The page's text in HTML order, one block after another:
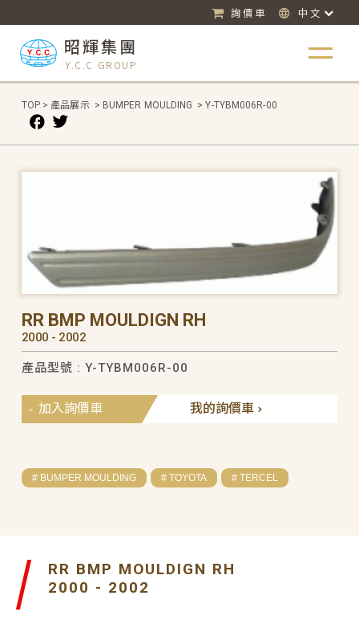
詢價車 中文
昭輝集團
Y.C.C GROUP
TOP > 產品展示 > BUMPER MOULDING > Y-TYBM006R-00
RR BMP MOULDIGN RH
2000 - 2002
產品型號 : Y-TYBM006R-00
我的詢價車
加入詢價車
# BUMPER MOULDING # TOYOTA # TERCEL
RR BMP MOULDIGN RH
2000 - 2002